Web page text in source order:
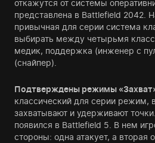
откажутся от системы
представлена в Battlefield 2042.
привычная для серии система
выбирать между четырьмя
медик, поддержка (инженер с
(снайпер).
Подтверждены режимы
классический для серии режим,
захватывают и удерживают
появился в Battlefield 5. В нем
стороны: одна атакует, а вторая